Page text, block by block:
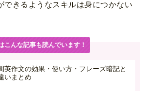
できるようなスキルは身につかない
こんな記事も読んでいます！
英作文の効果・使い方・フレーズ暗記と
いまとめ